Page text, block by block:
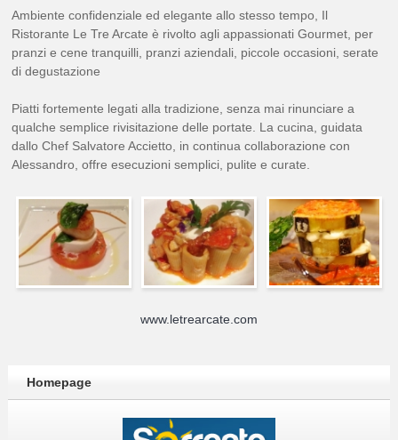
Ambiente confidenziale ed elegante allo stesso tempo, Il
Ristorante Le Tre Arcate è rivolto agli appassionati Gourmet, per
pranzi e cene tranquilli, pranzi aziendali, piccole occasioni, serate
di degustazione
Piatti fortemente legati alla tradizione, senza mai rinunciare a
qualche semplice rivisitazione delle portate. La cucina, guidata
dallo Chef Salvatore Accietto, in continua collaborazione con
Alessandro, offre esecuzioni semplici, pulite e curate.
www.letrearcate.com
Homepage